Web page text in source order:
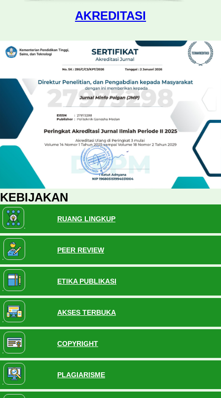
AKREDITASI
KEBIJAKAN
RUANG LINGKUP
PEER REVIEW
ETIKA PUBLIKASI
AKSES TERBUKA
COPYRIGHT
PLAGIARISME